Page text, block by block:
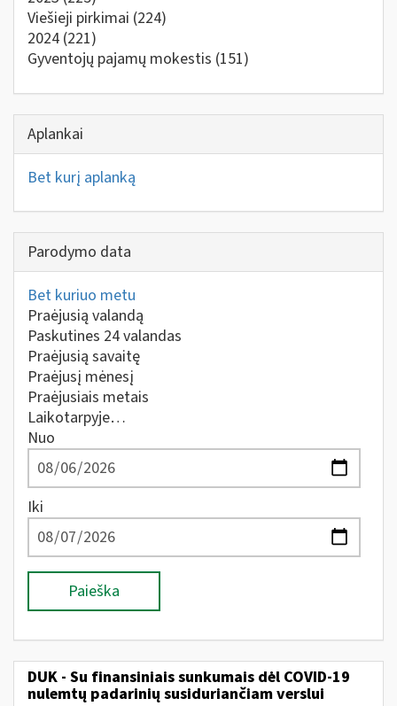
Viešieji pirkimai (224)
2024 (221)
Gyventojų pajamų mokestis (151)
Aplankai
Bet kurį aplanką
Parodymo data
Bet kuriuo metu
Praėjusią valandą
Paskutines 24 valandas
Praėjusią savaitę
Praėjusį mėnesį
Praėjusiais metais
Laikotarpyje…
Nuo
Iki
Paieška
DUK - Su finansiniais sunkumais dėl COVID-19
nulemtų padarinių susiduriančiam verslui